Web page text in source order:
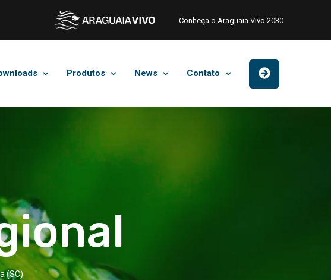
Conheça o Araguaia Vivo 2030
Produtos News Contato
(SC)